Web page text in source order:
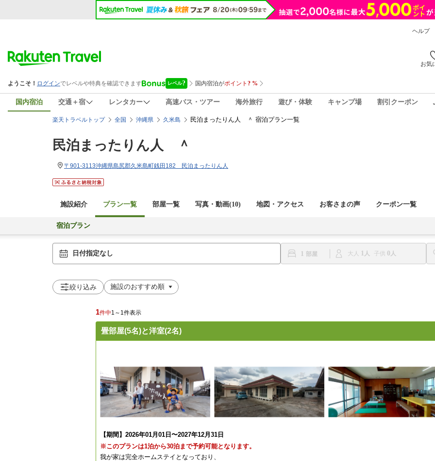
ヘルプ
お気
国内宿泊 交通＋宿 レンタカー 高速バス・ツアー 海外旅行 遊び・体験 キャンプ場 割引クーポン
楽天トラベルトップ 全国 沖縄県 久米島 民泊まったりん人 ＾ 宿泊プラン一覧
民泊まったりん人 ＾
〒901-3113沖縄県島尻郡久米島町銭田182 民泊まったりん人
施設紹介 プラン一覧 部屋一覧 写真・動画(10) 地図・アクセス お客さまの声 クーポン一覧
宿泊プラン
日付指定なし 1 大人 1 子供 0
絞り込み
1件中1～1件表示
畳部屋(5名)と洋室(2名)
【期間】2026年01月01日〜2027年12月31日
※このプランは1泊から30泊まで予約可能となります。
我が家は完全ホームステイとなっており、